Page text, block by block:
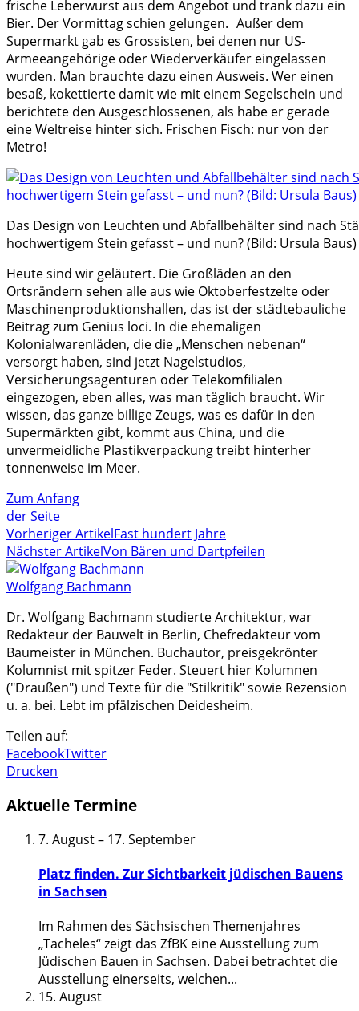
frische Leberwurst aus dem Angebot und trank dazu ein
Bier. Der Vormittag schien gelungen. Außer dem
Supermarkt gab es Grossisten, bei denen nur US-
Armeeangehörige oder Wiederverkäufer eingelassen
wurden. Man brauchte dazu einen Ausweis. Wer einen
besaß, kokettierte damit wie mit einem Segelschein und
berichtete den Ausgeschlossenen, als habe er gerade
eine Weltreise hinter sich. Frischen Fisch: nur von der
Metro!
Das Design von Leuchten und Abfallbehälter sind nach
hochwertigem Stein gefasst – und nun? (Bild: Ursula Baus)
Heute sind wir geläutert. Die Großläden an den
Ortsrändern sehen alle aus wie Oktoberfestzelte oder
Maschinenproduktionshallen, das ist der städtebauliche
Beitrag zum Genius loci. In die ehemaligen
Kolonialwarenläden, die die „Menschen nebenan“
versorgt haben, sind jetzt Nagelstudios,
Versicherungsagenturen oder Telekomfilialen
eingezogen, eben alles, was man täglich braucht. Wir
wissen, das ganze billige Zeugs, was es dafür in den
Supermärkten gibt, kommt aus China, und die
unvermeidliche Plastikverpackung treibt hinterher
tonnenweise im Meer.
Zum Anfang
der Seite
Vorheriger ArtikelFast hundert Jahre
Nächster ArtikelVon Bären und Dartpfeilen
Wolfgang Bachmann
Dr. Wolfgang Bachmann studierte Architektur, war
Redakteur der Bauwelt in Berlin, Chefredakteur vom
Baumeister in München. Buchautor, preisgekrönter
Kolumnist mit spitzer Feder. Steuert hier Kolumnen
("Draußen") und Texte für die "Stilkritik" sowie Rezension
u. a. bei. Lebt im pfälzischen Deidesheim.
Teilen auf:
FacebookTwitter
Drucken
Aktuelle Termine
7. August– 17. September
Platz finden. Zur Sichtbarkeit jüdischen Bauens
in Sachsen
Im Rahmen des Sächsischen Themenjahres
„Tacheles“ zeigt das ZfBK eine Ausstellung zum
Jüdischen Bauen in Sachsen. Dabei betrachtet die
Ausstellung einerseits, welchen...
15. August